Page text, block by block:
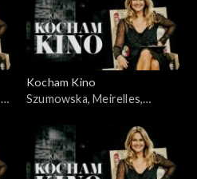
Kocham Kino
Szumowska, Meirelles,